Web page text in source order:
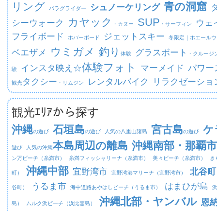
リング パラグライダー シュノーケリング 青の洞窟
シーウォーク
カヤック ・カヌー SUP ・サーフィン
ウェ
フライボード
ホバーボード ジェットスキー 冬限定｜ ホエール
ベエザメ ウミガメ 釣り 体験 グラスボート ・クルージ
験 インスタ映え☆体験フォト マーメイド パワー
観光タクシー ・リムジン レンタルバイク リラクゼーショ
観光ｴﾘｱから探す
沖縄の遊び 石垣島の遊び 人気の八重山諸島 宮古島の遊び ケ
遊び 人気の沖縄本島周辺の離島 沖縄南部・那覇市
ン万ビーチ（糸満市） 糸満フィッシャリーナ（糸満市） 美々ビーチ（糸満市） き
町） 沖縄中部 宜野湾市 宜野湾港マリーナ（宜野湾市） 北谷町
谷町） うるま市 海中道路あやはしビーチ（うるま市） はまひが島
島） ムルク浜ビーチ（浜比嘉島） 沖縄北部・ヤンバル 恩